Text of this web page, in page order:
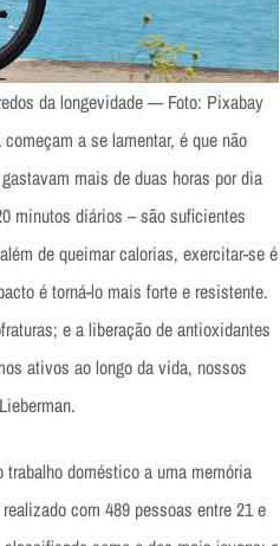
da longevidade — Foto: Pixabay
a se lamentar, é que não
mais de duas horas por dia
minutos diários – são suficientes
de queimar calorias, exercitar-se é
é torná-lo mais forte e resistente.
e a liberação de antioxidantes
ativos ao longo da vida, nossos
trabalho doméstico a uma memória
com 489 pessoas entre 21 e